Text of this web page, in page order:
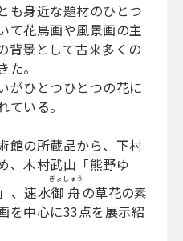
も身近な題材のひとつ
て花鳥画や風景画の主
背景として古来多くの
。
がひとつひとつの花に
いる。
館の所蔵品から、下村
、木村武山「熊野ゆ
」、速水御舟
ぎょしゅう
の草花の素
を中心に33点を展示紹